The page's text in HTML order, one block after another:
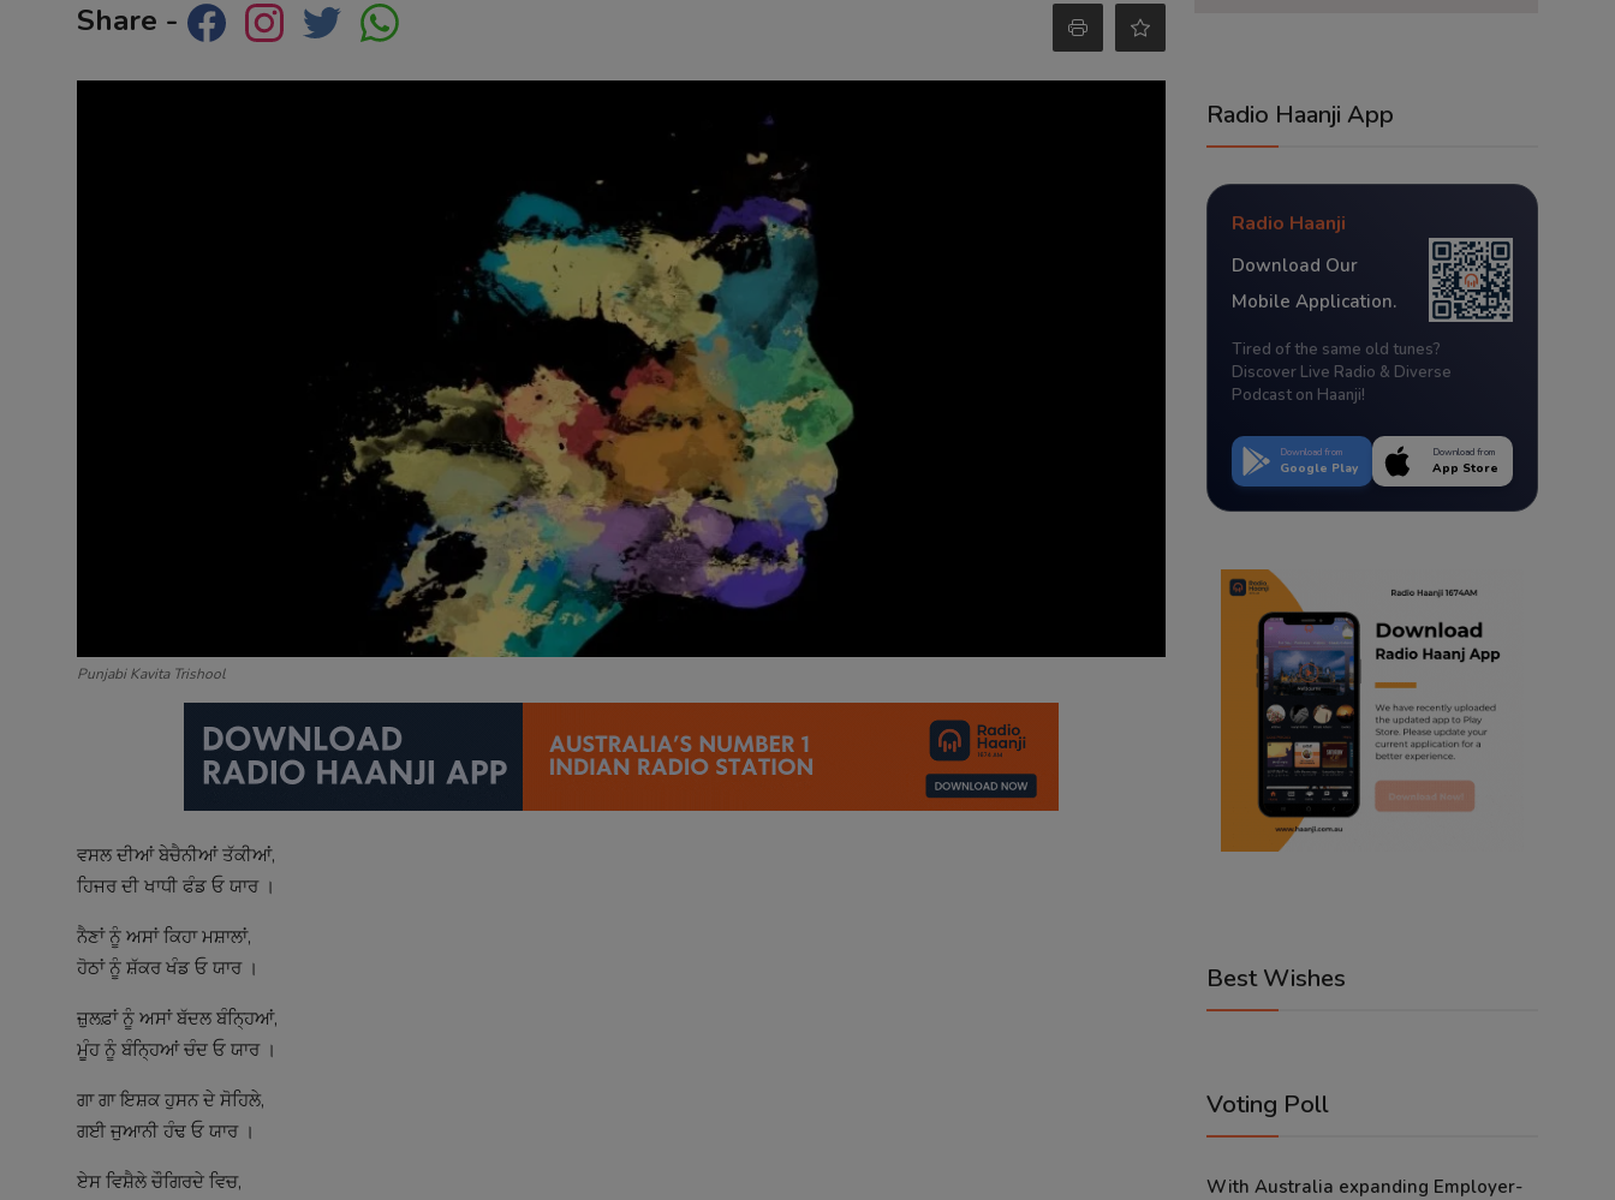
Share -
Punjabi Kavita Trishool
ਵਸਲ ਦੀਆਂ ਬੇਚੈਨੀਆਂ ਤੱਕੀਆਂ,
ਹਿਜਰ ਦੀ ਖਾਧੀ ਫੰਡ ਓ ਯਾਰ ।
ਨੈਣਾਂ ਨੂੰ ਅਸਾਂ ਕਿਹਾ ਮਸ਼ਾਲਾਂ,
ਹੋਠਾਂ ਨੂੰ ਸ਼ੱਕਰ ਖੰਡ ਓ ਯਾਰ ।
ਜ਼ੁਲਫ਼ਾਂ ਨੂੰ ਅਸਾਂ ਬੱਦਲ ਬੰਨ੍ਹਿਆਂ,
ਮੂੰਹ ਨੂੰ ਬੰਨ੍ਹਿਆਂ ਚੰਦ ਓ ਯਾਰ ।
ਗਾ ਗਾ ਇਸ਼ਕ ਹੁਸਨ ਦੇ ਸੋਹਿਲੇ,
ਗਈ ਜੁਆਨੀ ਹੰਢ ਓ ਯਾਰ ।
ਏਸ ਵਿਸ਼ੈਲੇ ਚੌਗਿਰਦੇ ਵਿਚ,
Radio Haanji App
Radio Haanji
Download Our
Mobile Application.
Tired of the same old tunes?
Discover Live Radio & Diverse
Podcast on Haanji!
Download from
Google Play
Download from
App Store
Best Wishes
Voting Poll
With Australia expanding Employer-